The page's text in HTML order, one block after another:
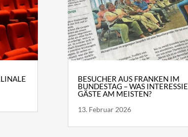
BESUCHER AUS FRANKEN IM
BUNDESTAG – WAS
GÄSTE AM MEISTEN?
13. Februar 2026